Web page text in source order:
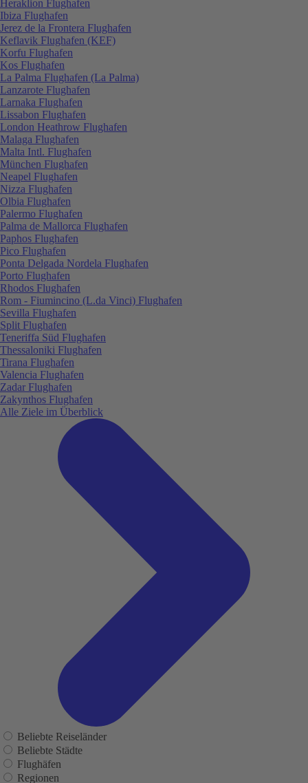
Heraklion Flughafen
Ibiza Flughafen
Jerez de la Frontera Flughafen
Keflavik Flughafen (KEF)
Korfu Flughafen
Kos Flughafen
La Palma Flughafen (La Palma)
Lanzarote Flughafen
Larnaka Flughafen
Lissabon Flughafen
London Heathrow Flughafen
Malaga Flughafen
Malta Intl. Flughafen
München Flughafen
Neapel Flughafen
Nizza Flughafen
Olbia Flughafen
Palermo Flughafen
Palma de Mallorca Flughafen
Paphos Flughafen
Pico Flughafen
Ponta Delgada Nordela Flughafen
Porto Flughafen
Rhodos Flughafen
Rom - Fiumincino (L.da Vinci) Flughafen
Sevilla Flughafen
Split Flughafen
Teneriffa Süd Flughafen
Thessaloniki Flughafen
Tirana Flughafen
Valencia Flughafen
Zadar Flughafen
Zakynthos Flughafen
Alle Ziele im Überblick
Beliebte Reiseländer
Beliebte Städte
Flughäfen
Regionen